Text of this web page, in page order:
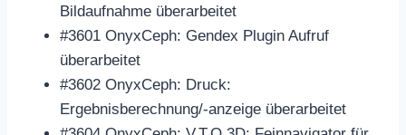
Bildaufnahme überarbeitet
#3601 OnyxCeph: Gendex Plugin Aufruf
überarbeitet
#3602 OnyxCeph: Druck:
Ergebnisberechnung/-anzeige überarbeitet